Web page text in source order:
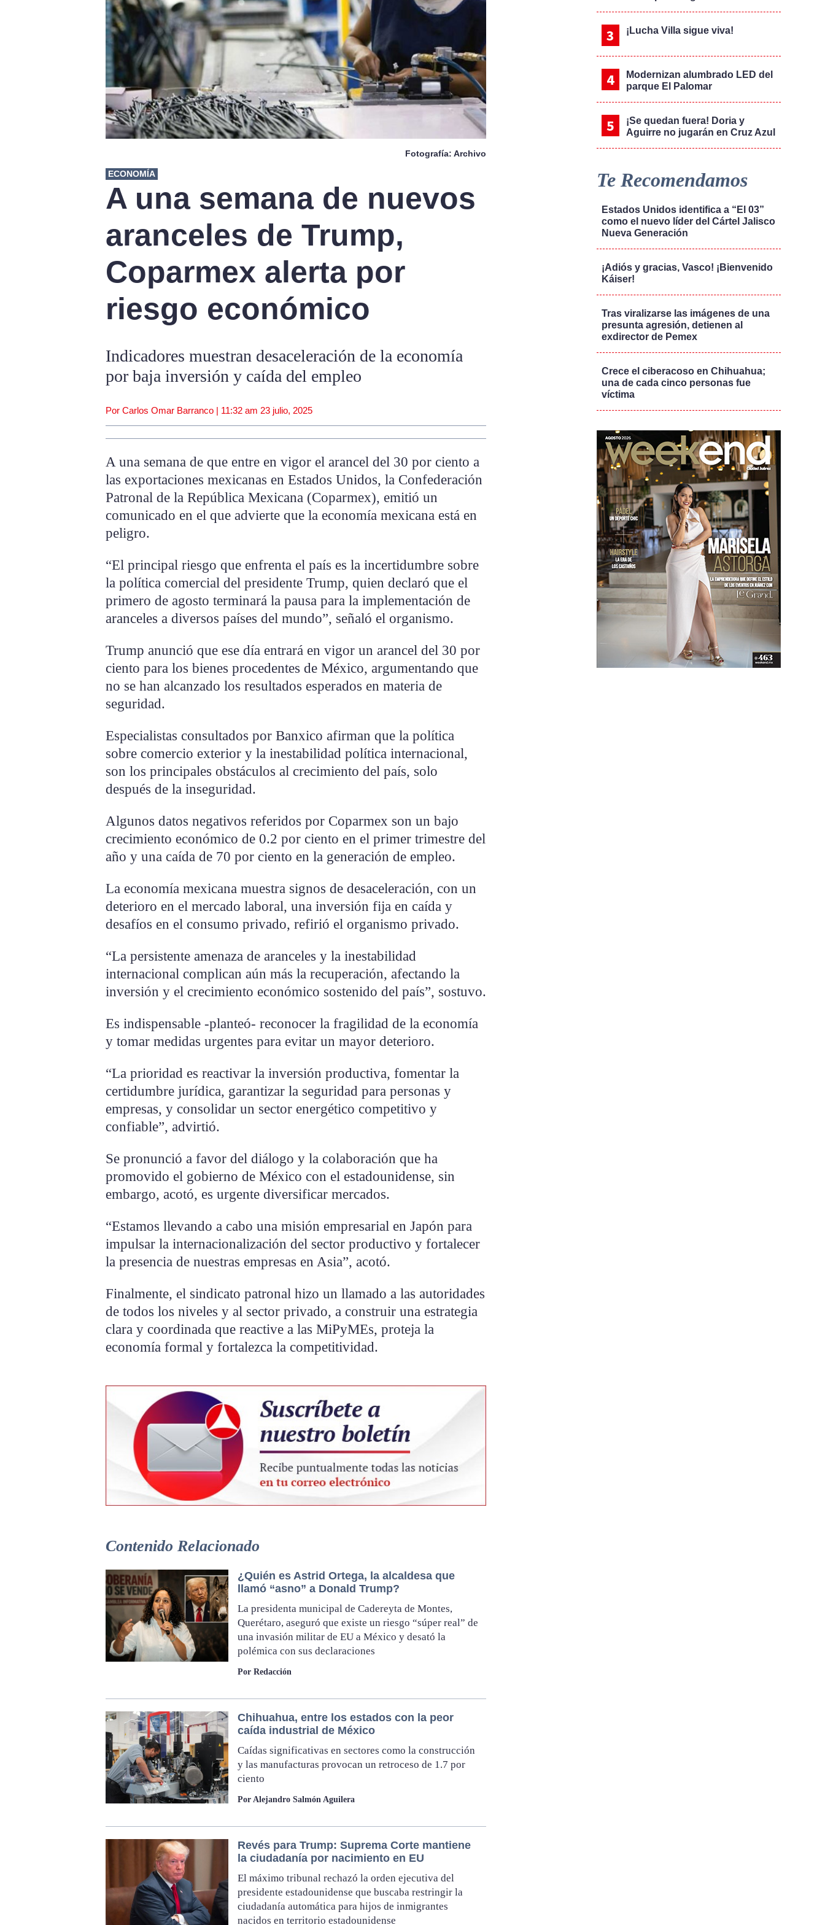
Fotografía: Archivo
ECONOMÍA
A una semana de nuevos
aranceles de Trump,
Coparmex alerta por
riesgo económico
Indicadores muestran desaceleración de la economía
por baja inversión y caída del empleo
Por Carlos Omar Barranco | 11:32 am 23 julio, 2025
A una semana de que entre en vigor el arancel del 30 por ciento a
las exportaciones mexicanas en Estados Unidos, la Confederación
Patronal de la República Mexicana (Coparmex), emitió un
comunicado en el que advierte que la economía mexicana está en
peligro.
“El principal riesgo que enfrenta el país es la incertidumbre sobre
la política comercial del presidente Trump, quien declaró que el
primero de agosto terminará la pausa para la implementación de
aranceles a diversos países del mundo”, señaló el organismo.
Trump anunció que ese día entrará en vigor un arancel del 30 por
ciento para los bienes procedentes de México, argumentando que
no se han alcanzado los resultados esperados en materia de
seguridad.
Especialistas consultados por Banxico afirman que la política
sobre comercio exterior y la inestabilidad política internacional,
son los principales obstáculos al crecimiento del país, solo
después de la inseguridad.
Algunos datos negativos referidos por Coparmex son un bajo
crecimiento económico de 0.2 por ciento en el primer trimestre del
año y una caída de 70 por ciento en la generación de empleo.
La economía mexicana muestra signos de desaceleración, con un
deterioro en el mercado laboral, una inversión fija en caída y
desafíos en el consumo privado, refirió el organismo privado.
“La persistente amenaza de aranceles y la inestabilidad
internacional complican aún más la recuperación, afectando la
inversión y el crecimiento económico sostenido del país”, sostuvo.
Es indispensable -planteó- reconocer la fragilidad de la economía
y tomar medidas urgentes para evitar un mayor deterioro.
“La prioridad es reactivar la inversión productiva, fomentar la
certidumbre jurídica, garantizar la seguridad para personas y
empresas, y consolidar un sector energético competitivo y
confiable”, advirtió.
Se pronunció a favor del diálogo y la colaboración que ha
promovido el gobierno de México con el estadounidense, sin
embargo, acotó, es urgente diversificar mercados.
“Estamos llevando a cabo una misión empresarial en Japón para
impulsar la internacionalización del sector productivo y fortalecer
la presencia de nuestras empresas en Asia”, acotó.
Finalmente, el sindicato patronal hizo un llamado a las autoridades
de todos los niveles y al sector privado, a construir una estrategia
clara y coordinada que reactive a las MiPyMEs, proteja la
economía formal y fortalezca la competitividad.
Contenido Relacionado
¿Quién es Astrid Ortega, la alcaldesa que
llamó “asno” a Donald Trump?
La presidenta municipal de Cadereyta de Montes,
Querétaro, aseguró que existe un riesgo “súper real” de
una invasión militar de EU a México y desató la
polémica con sus declaraciones
Por Redacción
Chihuahua, entre los estados con la peor
caída industrial de México
Caídas significativas en sectores como la construcción
y las manufacturas provocan un retroceso de 1.7 por
ciento
Por Alejandro Salmón Aguilera
Revés para Trump: Suprema Corte mantiene
la ciudadanía por nacimiento en EU
El máximo tribunal rechazó la orden ejecutiva del
presidente estadounidense que buscaba restringir la
ciudadanía automática para hijos de inmigrantes
nacidos en territorio estadounidense
¡Lucha Villa sigue viva!
Modernizan alumbrado LED del
parque El Palomar
¡Se quedan fuera! Doria y
Aguirre no jugarán en Cruz Azul
Te Recomendamos
Estados Unidos identifica a “El 03”
como el nuevo líder del Cártel Jalisco
Nueva Generación
¡Adiós y gracias, Vasco! ¡Bienvenido
Káiser!
Tras viralizarse las imágenes de una
presunta agresión, detienen al
exdirector de Pemex
Crece el ciberacoso en Chihuahua;
una de cada cinco personas fue
víctima